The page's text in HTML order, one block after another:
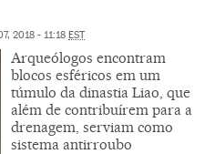
2018 - 11:18 EST
Arqueólogos encontram
blocos esféricos em um
túmulo da dinastia Liao, que
além de contribuírem para a
drenagem, serviam como
sistema antirroubo